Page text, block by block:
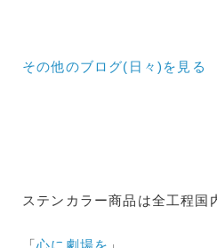
その他のブログ(日々) を見る
ステンカラー商品は全工程国